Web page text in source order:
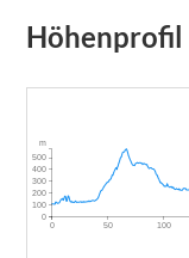
Höhenprofil
0 50 100
0
100
200
300
400
500
m